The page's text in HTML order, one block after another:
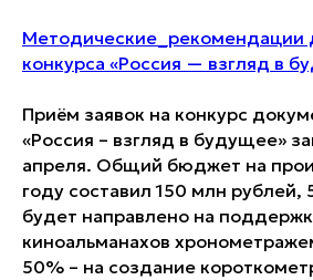
Методические_рекомендации
конкурса «Россия — взгляд в
Приём заявок на конкурс
«Россия – взгляд в будущее»
апреля. Общий бюджет на
году составил 150 млн рублей,
будет направлено на
киноальманахов
50% – на создание